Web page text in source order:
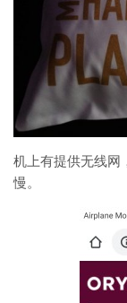
机上有提供无线网
慢。